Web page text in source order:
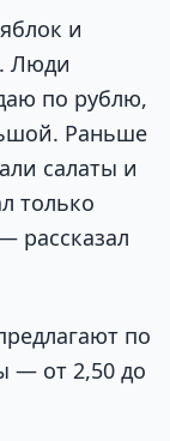
и
Люди
по рублю,
Раньше
салаты и
только
рассказал
по
— от 2,50 до